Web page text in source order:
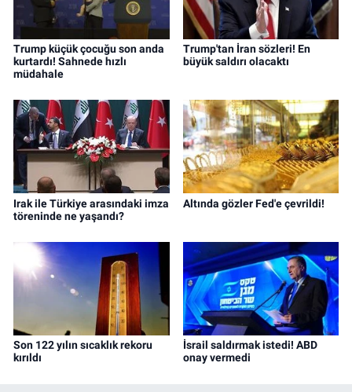
Trump küçük çocuğu son anda
kurtardı! Sahnede hızlı
müdahale
Trump'tan İran sözleri! En
büyük saldırı olacaktı
Irak ile Türkiye arasındaki imza
töreninde ne yaşandı?
Altında gözler Fed'e çevrildi!
Son 122 yılın sıcaklık rekoru
kırıldı
İsrail saldırmak istedi! ABD
onay vermedi